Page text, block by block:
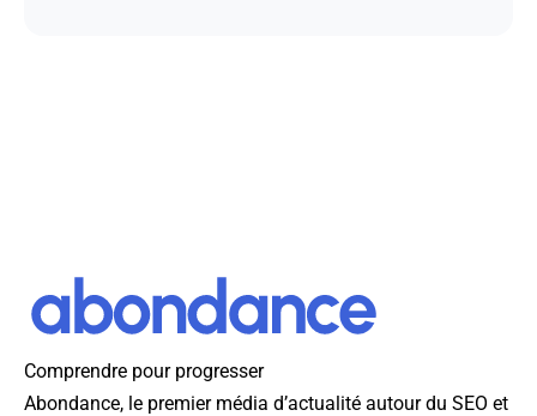
Comprendre pour progresser
Abondance, le premier média d’actualité autour du SEO et